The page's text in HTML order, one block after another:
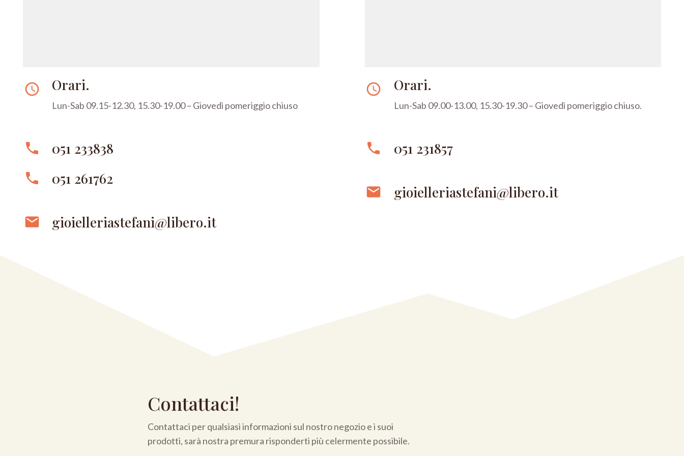
access_time Orari.
Lun-Sab 09.15-12.30, 15.30-19.00 – Giovedì pomeriggio chiuso
phone 051 233838
phone 051 261762
email gioielleriastefani@libero.it
access_time Orari.
Lun-Sab 09.00-13.00, 15.30-19.30 – Giovedì pomeriggio chiuso.
phone 051 231857
email gioielleriastefani@libero.it
Contattaci!
Contattaci per qualsiasi informazioni sul nostro negozio e i suoi
prodotti, sarà nostra premura risponderti più celermente possibile.